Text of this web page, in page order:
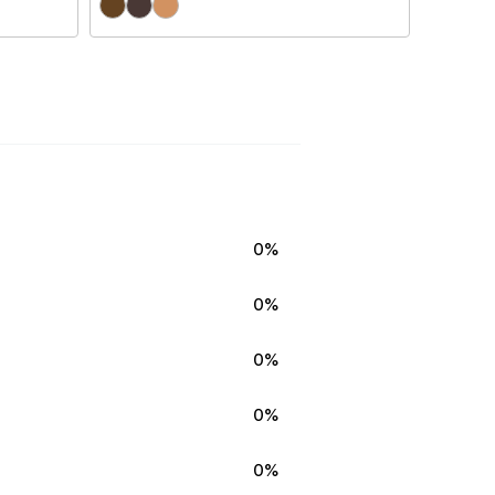
0%
0%
0%
0%
0%